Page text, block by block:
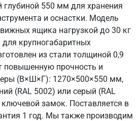
глубиной 550 мм для хранения
и оснастки. Модель
ящика нагрузкой до 30 кг
крупногабаритных
из стали толщиной 0,9
повышенную прочность и
(В×Ш×Г): 1270×500×550 мм,
(RAL 5002) или серый (RAL
замок. Поставляется в
1 год. Мы также производим